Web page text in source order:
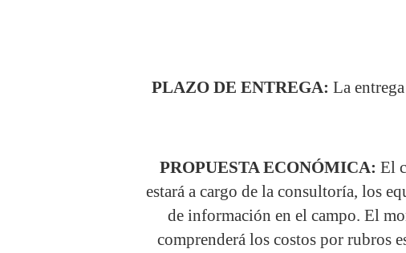
PLAZO DE ENTREGA: La
PROPUESTA ECONÓMICA: El
estará a cargo de la consultoría, los
de información en el campo. El
comprenderá los costos por rubros